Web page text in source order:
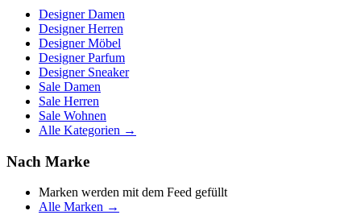
Designer Damen
Designer Herren
Designer Möbel
Designer Parfum
Designer Sneaker
Sale Damen
Sale Herren
Sale Wohnen
Alle Kategorien →
Nach Marke
Marken werden mit dem Feed gefüllt
Alle Marken →